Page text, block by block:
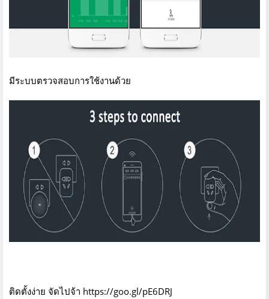
มีระบบตรวจสอบการใช้งานด้วย
ติดตั้งง่าย จัดไปจ้า https://goo.gl/pE6DRJ